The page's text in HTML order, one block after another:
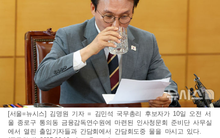
[서울=뉴시스] 김명원 기자 = 김민석 국무총리 후보자가 10일 오전 서
울 종로구 통의동 금융감독연수원에 마련된 인사청문회 준비단 사무실
에서 열린 출입기자들과 간담회에서 간담회도중 물을 마시고 있다.